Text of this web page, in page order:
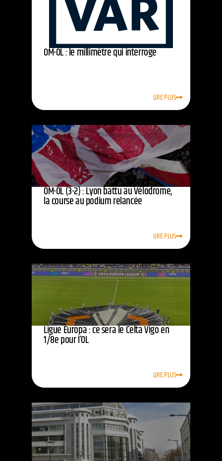
OM-OL : le millimètre qui interroge
LIRE PLUS
OM-OL (3-2) : Lyon battu au Vélodrome,
la course au podium relancée
LIRE PLUS
Ligue Europa : ce sera le Celta Vigo en
1/8e pour l’OL
LIRE PLUS